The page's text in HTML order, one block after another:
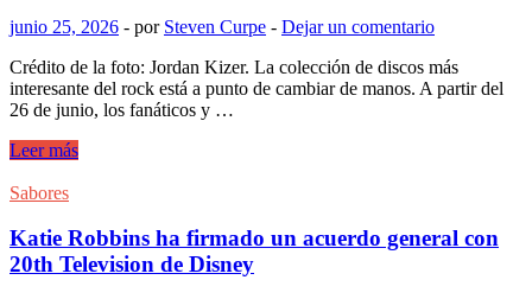
un
televisivo
especial
junio 25, 2026 - por Steven Curpe - Dejar un comentario
Crédito de la foto: Jordan Kizer. La colección de discos más
interesante del rock está a punto de cambiar de manos. A partir del
26 de junio, los fanáticos y …
La
personal
vinilos
del
ícono
Leer más
Sabores
Katie Robbins ha firmado un acuerdo general con
20th Television de Disney